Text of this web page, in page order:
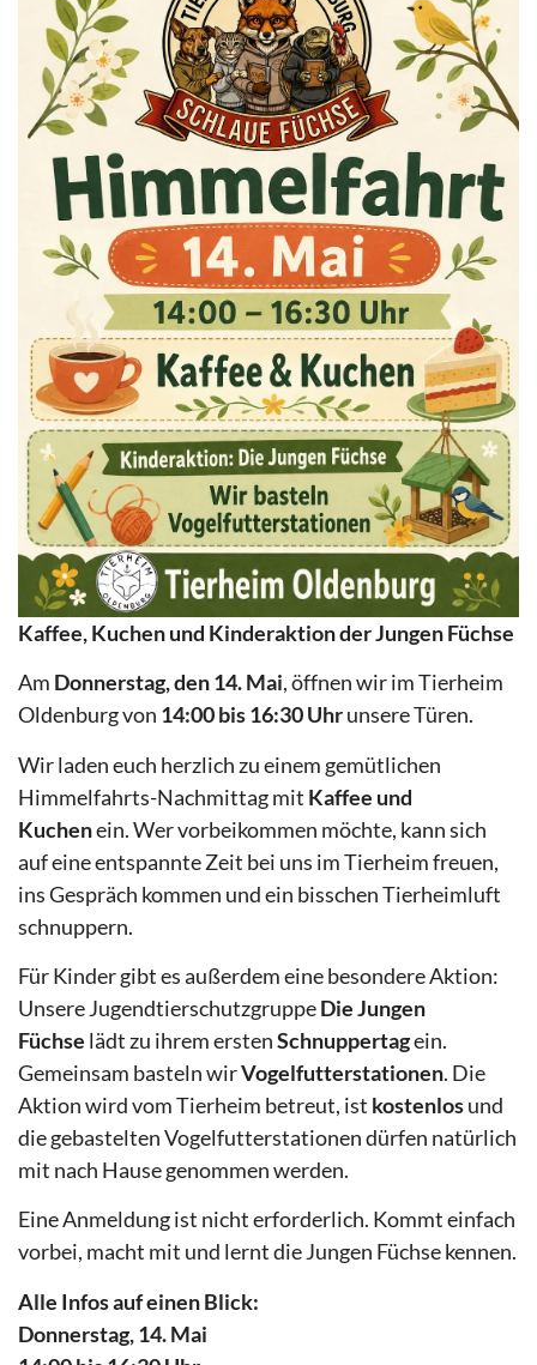
Kaffee, Kuchen und Kinderaktion der Jungen Füchse
Am Donnerstag, den 14. Mai, öffnen wir im Tierheim
Oldenburg von 14:00 bis 16:30 Uhrunsere Türen.
Wir laden euch herzlich zu einem gemütlichen
Himmelfahrts-Nachmittag mit Kaffee und
Kuchenein. Wer vorbeikommen möchte, kann sich
auf eine entspannte Zeit bei uns im Tierheim freuen,
ins Gespräch kommen und ein bisschen Tierheimluft
schnuppern.
Für Kinder gibt es außerdem eine besondere Aktion:
Unsere JugendtierschutzgruppeDie Jungen
Füchse lädt zu ihrem erstenSchnuppertagein.
Gemeinsam basteln wirVogelfutterstationen. Die
Aktion wird vom Tierheim betreut, ist kostenlosund
die gebastelten Vogelfutterstationen dürfen natürlich
mit nach Hause genommen werden.
Eine Anmeldung ist nicht erforderlich. Kommt einfach
vorbei, macht mit und lernt die Jungen Füchse kennen.
Alle Infos auf einen Blick:
Donnerstag, 14. Mai